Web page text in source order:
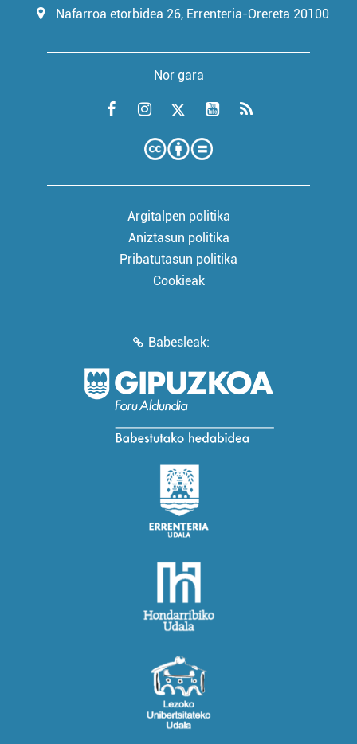
Nafarroa etorbidea 26, Errenteria-Orereta 20100
Nor gara
Argitalpen politika
Aniztasun politika
Pribatutasun politika
Cookieak
Babesleak: